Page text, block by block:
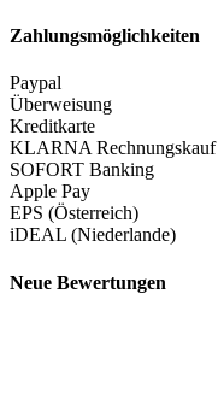
Zahlungsmöglichkeiten
Paypal
Überweisung
Kreditkarte
KLARNA Rechnungskauf
SOFORT Banking
Apple Pay
EPS (Österreich)
iDEAL (Niederlande)
Neue Bewertungen